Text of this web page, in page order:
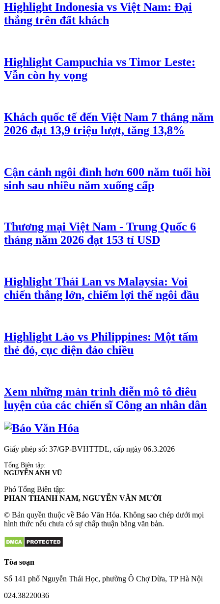
Highlight Indonesia vs Việt Nam: Đại
thắng trên đất khách
Highlight Campuchia vs Timor Leste:
Vẫn còn hy vọng
Khách quốc tế đến Việt Nam 7 tháng năm
2026 đạt 13,9 triệu lượt, tăng 13,8%
Cận cảnh ngôi đình hơn 600 năm tuổi hồi
sinh sau nhiều năm xuống cấp
Thương mại Việt Nam - Trung Quốc 6
tháng năm 2026 đạt 153 tỉ USD
Highlight Thái Lan vs Malaysia: Voi
chiến thắng lớn, chiếm lợi thế ngôi đầu
Highlight Lào vs Philippines: Một tấm
thẻ đỏ, cục diện đảo chiều
Xem những màn trình diễn mô tô điêu
luyện của các chiến sĩ Công an nhân dân
Giấy phép số: 37/GP-BVHTTDL, cấp ngày 06.3.2026
Tổng Biên tập:
NGUYỄN ANH VŨ
Phó Tổng Biên tập:
PHAN THANH NAM, NGUYỄN VĂN MƯỜI
© Bản quyền thuộc về Báo Văn Hóa. Không sao chép dưới mọi
hình thức nếu chưa có sự chấp thuận bằng văn bản.
Tòa soạn
Số 141 phố Nguyễn Thái Học, phường Ô Chợ Dừa, TP Hà Nội
024.38220036